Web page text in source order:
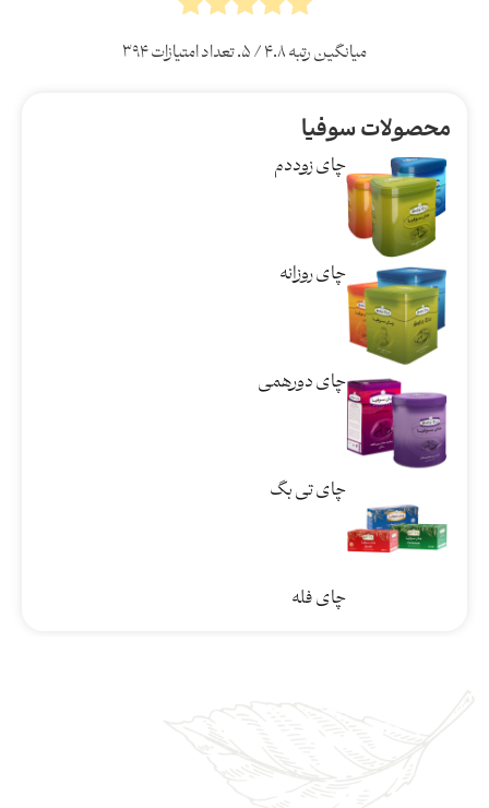
میانگین رتبه۴.۸/ ۵. تعداد امتیازات ۳۹۴
محصولات سوفیا
چای زوددم
چای روزانه
چای دورهمی
چای تی بگ
چای فله